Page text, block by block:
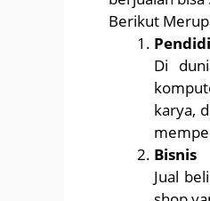
Berikut
Di
karya,
Bisnis
Jual